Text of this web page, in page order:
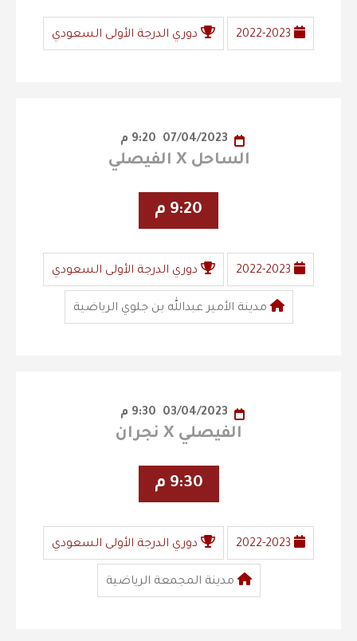
2022-2023 دوري الدرجة الأولى السعودي
الساحل X الفيصلي
9:20 م
2022-2023 دوري الدرجة الأولى السعودي
مدينة الأمير عبدالله بن جلوي الرياضية
الفيصلي X نجران
9:30 م
2022-2023 دوري الدرجة الأولى السعودي
مدينة المجمعة الرياضية